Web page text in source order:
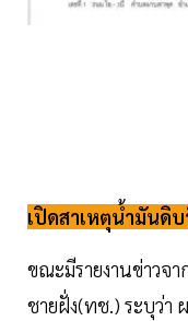
เปิดสาเหตุน้ำมันดิ
ขณะมีรายงานข่าวจ
ชายฝั่ง(ทช.) ระบุว่า